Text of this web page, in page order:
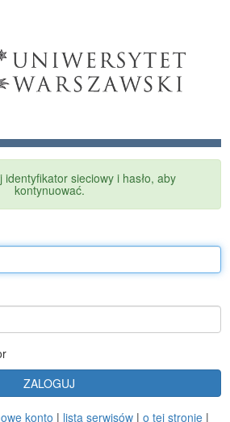
identyfikator sieciowy i hasło, aby
kontynuować.
ZALOGUJ
konto | lista serwisów| o tej stronie|